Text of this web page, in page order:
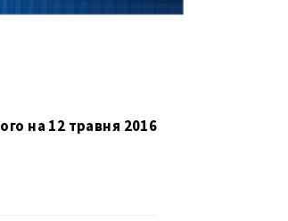
на 12 травня 2016